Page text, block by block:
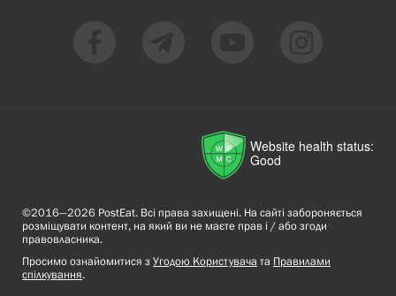
Website health status:
Good
©2016—2026 PostEat. Всі права захищені. На сайті забороняється
розміщувати контент, на який ви не маєте прав і / або згоди
правовласника.
Просимо ознайомитися з Угодою Користувача та Правилами
спілкування.